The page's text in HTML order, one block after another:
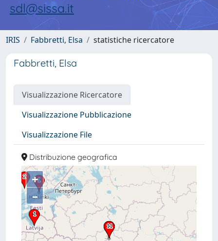
sdl@sissa.it
IRIS Fabbretti, Elsa statistiche ricercatore
Fabbretti, Elsa
Visualizzazione Ricercatore
Visualizzazione Pubblicazione
Visualizzazione File
Distribuzione geografica
+
–